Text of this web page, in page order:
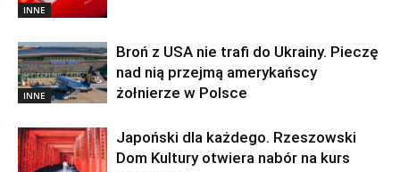
INNE
INNE
Broń z USA nie trafi do Ukrainy. Pieczę
nad nią przejmą amerykańscy
żołnierze w Polsce
Japoński dla każdego. Rzeszowski
Dom Kultury otwiera nabór na kurs